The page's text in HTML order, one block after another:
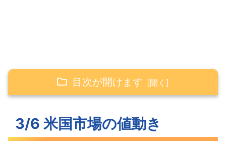
目次が開けます
上がり切れなかった米主要3指数
3/6 米国市場の値動き